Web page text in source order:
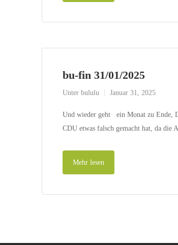
bu-fin 31/01/2025
Unter bululu Januar 31, 2025
Und wieder geht ein Monat zu Ende,
CDU etwas falsch gemacht hat, da die
Mehr lesen